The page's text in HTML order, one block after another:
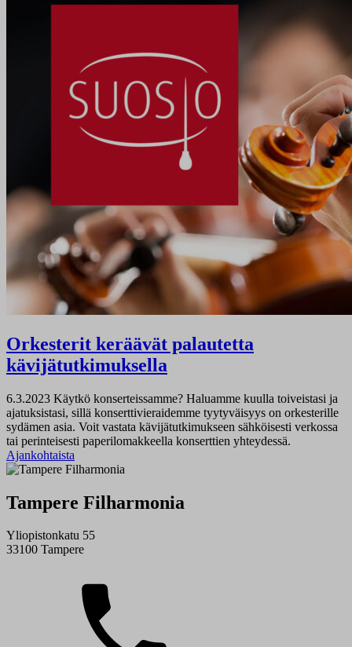
Orkesterit keräävät palautetta
kävijätutkimuksella
6.3.2023 Käytkö konserteissamme? Haluamme kuulla toiveistasi ja
ajatuksistasi, sillä konserttivieraidemme tyytyväisyys on orkesterille
sydämen asia. Voit vastata kävijätutkimukseen sähköisesti verkossa
tai perinteisesti paperilomakkeella konserttien yhteydessä.
Ajankohtaista
Tampere Filharmonia
Yliopistonkatu 55
33100 Tampere